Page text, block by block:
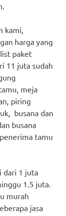
kami,
harga yang
paket
11 juta sudah
meja
piring
busana dan
busana
tamu
dari 1 juta
1.5 juta.
murah
jasa